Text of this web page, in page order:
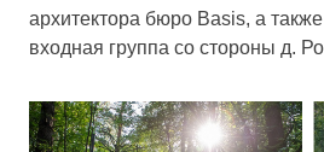
архитектора бюро Basis, а
входная группа со стороны д.